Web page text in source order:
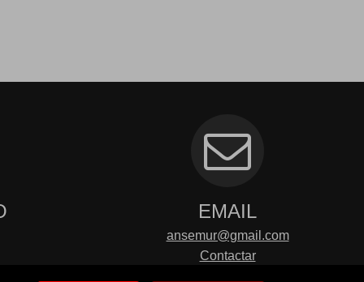
EMAIL
ansemur@gmail.com
Contactar